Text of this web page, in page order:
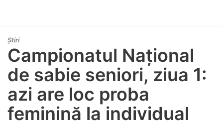
Știri
Campionatul Național
de sabie seniori, ziua 1:
azi are loc proba
feminină la individual